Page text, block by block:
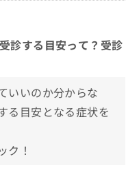
診する目安って？受診
いいのか分からな
る目安となる症状を
ク！